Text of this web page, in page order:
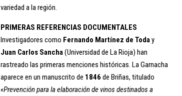
variedad a la región.
PRIMERAS REFERENCIAS DOCUMENTALES
Investigadores como Fernando Martínez de Today
Juan Carlos Sancha(Universidad de La Rioja) han
rastreado las primeras menciones históricas. La Garnacha
aparece en un manuscrito de 1846 de Briñas, titulado
«Prevención para la elaboración de vinos destinados a